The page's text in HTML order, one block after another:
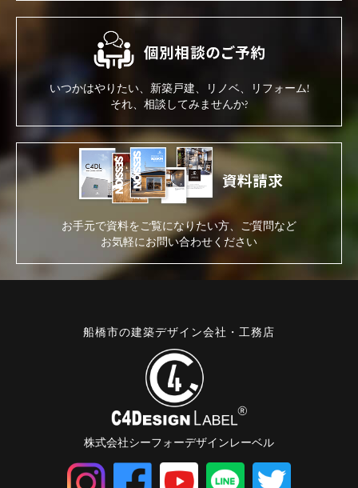
いつかはやりたい、新築戸建、リノベ、リフォーム!
それ、相談してみませんか?
お手元で資料をご覧になりたい方、ご質問など
お気軽にお問い合わせください
船橋市の建築デザイン会社・工務店
株式会社シーフォーデザインレーベル